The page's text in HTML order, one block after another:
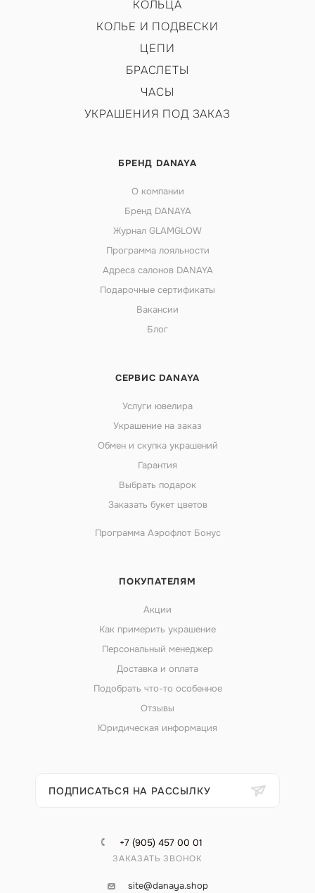
КОЛЬЦА
КОЛЬЕ И ПОДВЕСКИ
ЦЕПИ
БРАСЛЕТЫ
ЧАСЫ
УКРАШЕНИЯ ПОД ЗАКАЗ
БРЕНД DANAYA
О компании
Бренд DANAYA
Журнал GLAMGLOW
Программа лояльности
Адреса салонов DANAYA
Подарочные сертификаты
Вакансии
Блог
СЕРВИС DANAYA
Услуги ювелира
Украшение на заказ
Обмен и скупка украшений
Гарантия
Выбрать подарок
Заказать букет цветов
Программа Аэрофлот Бонус
ПОКУПАТЕЛЯМ
Акции
Как примерить украшение
Персональный менеджер
Доставка и оплата
Подобрать что-то особенное
Отзывы
Юридическая информация
ПОДПИСАТЬСЯ НА РАССЫЛКУ
+7 (905) 457 00 01
ЗАКАЗАТЬ ЗВОНОК
site@danaya.shop